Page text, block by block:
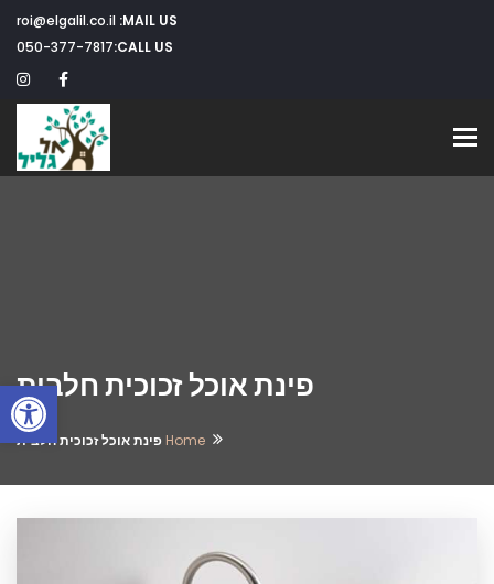
MAIL US:
CALL US:
050-377-7817
Toggle navigation
פינת אוכל זכוכית חלבית
Home פינת אוכל זכוכית חלבית